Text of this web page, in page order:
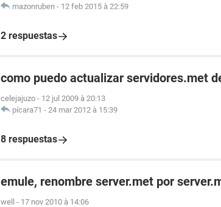
mazonruben - 12 feb 2015 à 22:59
2 respuestas
como puedo actualizar servidores.met
celejajuzo - 12 jul 2009 à 20:13
pícara71 - 24 mar 2012 à 15:39
8 respuestas
emule, renombre server.met por
well - 17 nov 2010 à 14:06